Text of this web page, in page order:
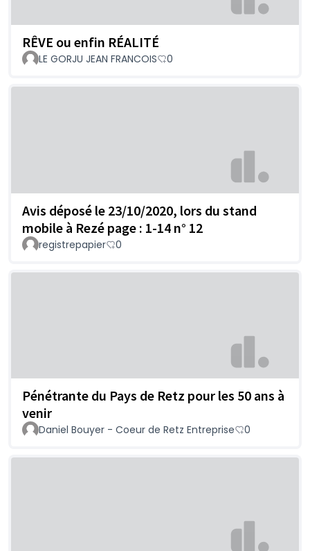
RÊVE ou enfin RÉALITÉ
LE GORJU JEAN FRANCOIS 0
Avis déposé le 23/10/2020, lors du stand
mobile à Rezé page : 1-14 n° 12
registrepapier 0
Pénétrante du Pays de Retz pour les 50 ans à
venir
Daniel Bouyer - Coeur de Retz Entreprise 0